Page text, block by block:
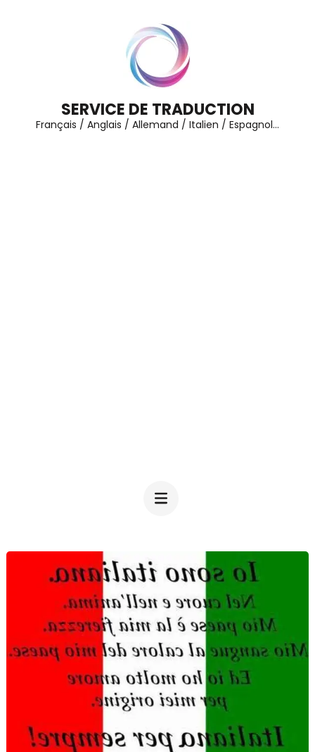
SERVICE DE TRADUCTION
Français / Anglais / Allemand / Italien / Espagnol…